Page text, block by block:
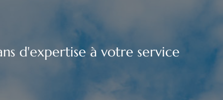
d'expertise à votre service